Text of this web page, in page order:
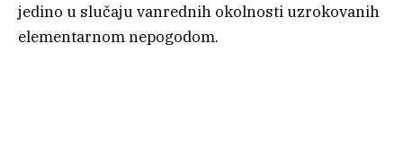
jedino u slučaju vanrednih okolnosti uzrokovanih
elementarnom nepogodom.